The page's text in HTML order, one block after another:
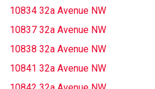
10834 32a Avenue NW
10837 32a Avenue NW
10838 32a Avenue NW
10841 32a Avenue NW